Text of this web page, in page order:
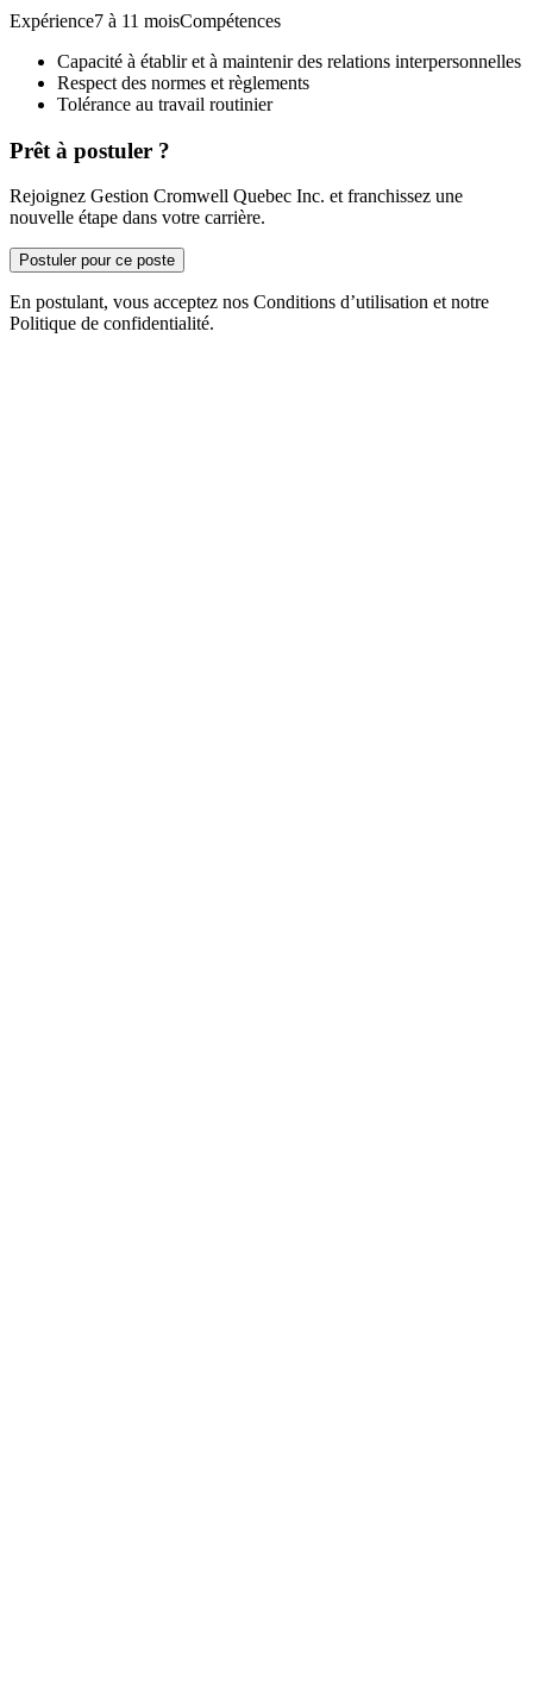
Expérience7 à 11 moisCompétences
Capacité à établir et à maintenir des relations interpersonnelles
Respect des normes et règlements
Tolérance au travail routinier
Prêt à postuler ?
Rejoignez Gestion Cromwell Quebec Inc. et franchissez une
nouvelle étape dans votre carrière.
Postuler pour ce poste
En postulant, vous acceptez nos Conditions d’utilisation et notre
Politique de confidentialité.